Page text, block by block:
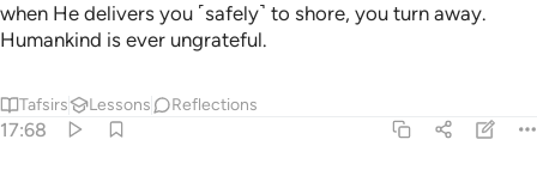
when He delivers you ˹safely˺ to shore, you turn away.
Humankind is ever ungrateful.
Tafsirs Lessons Reflections
17:68